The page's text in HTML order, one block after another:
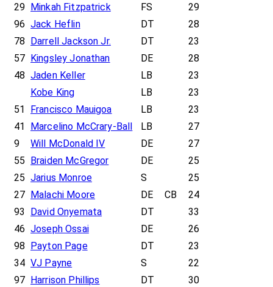
29 Minkah Fitzpatrick FS
29
96 Jack Heflin DT
28
78
Darrell Jackson Jr. DT
23
57
Kingsley Jonathan DE
28
48 Jaden Keller LB
23
Kobe King
LB
23
51
Francisco Mauigoa LB
23
41
Marcelino McCrary-Ball LB
27
9
Will McDonald IV DE
27
55
Braiden McGregor DE
25
25 Jarius Monroe S
25
27
Malachi Moore DE CB
24
93
David Onyemata DT
33
46 Joseph Ossai DE
26
98
Payton Page DT
23
34 VJ Payne S
22
97
Harrison Phillips DT
30